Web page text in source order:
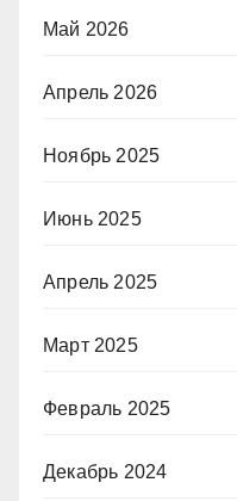
Май 2026
Апрель 2026
Ноябрь 2025
Июнь 2025
Апрель 2025
Март 2025
Февраль 2025
Декабрь 2024